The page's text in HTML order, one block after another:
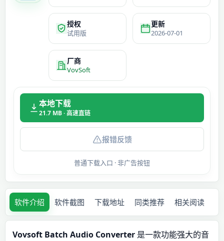
授权
试用版
更新
2026-07-01
厂商
VovSoft
本地下载
21.7 MB · 高速直链
报错反馈
普通下载入口 · 非广告按钮
软件介绍 软件截图 下载地址 同类推荐 相关阅读
Vovsoft Batch Audio Converter 是一款功能强大的音